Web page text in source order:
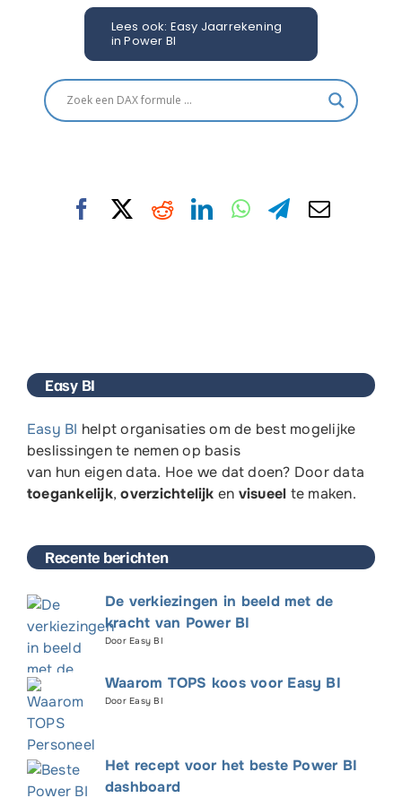
Lees ook: Easy Jaarrekening
in Power BI
Easy BI
Easy BI helpt organisaties om de best mogelijke
beslissingen te nemen op basis
van hun eigendata. Hoe we dat doen? Door data
toegankelijk,overzichtelijk en visueel te maken.
Recente berichten
De verkiezingen in beeld met de
kracht van Power BI
Door Easy BI
Waarom TOPS koos voor Easy BI
Door Easy BI
Het recept voor het beste Power BI
dashboard